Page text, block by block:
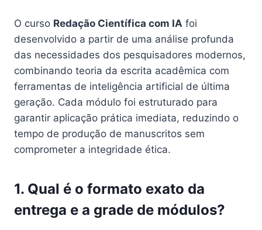
O curso Redação Científica com IA foi
desenvolvido a partir de uma análise profunda
das necessidades dos pesquisadores modernos,
combinando teoria da escrita acadêmica com
ferramentas de inteligência artificial de última
geração. Cada módulo foi estruturado para
garantir aplicação prática imediata, reduzindo o
tempo de produção de manuscritos sem
comprometer a integridade ética.
1. Qual é o formato exato da
entrega e a grade de módulos?